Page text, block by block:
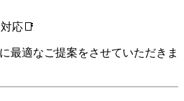
応📑
最適なご提案をさせていただきま